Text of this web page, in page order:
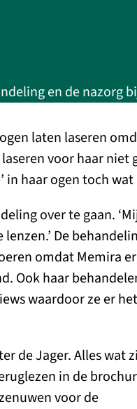
en de nazorg
laten laseren
voor haar niet
in haar ogen toch
over te gaan.
De
omdat Memira
Ook haar
waardoor ze er het
de Jager. Alles wat
in de
voor de